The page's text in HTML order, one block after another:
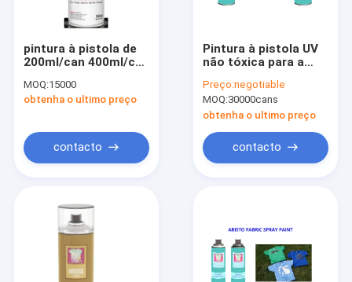
pintura à pistola de
200ml/can 400ml/can
permanente das
cores das telas
baixo o baixo
MOQ:15000
obtenha o ultimo preço
contacto
Pintura à pistola UV
não tóxica para a
líquido impermeável
da tela da
resistência da
pintura
Preço:negotiable
MOQ:30000cans
obtenha o ultimo preço
contacto